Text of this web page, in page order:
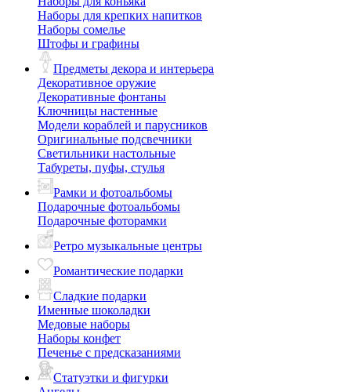
Наборы для крепких напитков
Наборы сомелье
Штофы и графины
Предметы декора и интерьера
Декоративное оружие
Декоративные фонтаны
Ключницы настенные
Модели кораблей и парусников
Оригинальные подсвечники
Светильники настольные
Табуреты, пуфы, стулья
Рамки и фотоальбомы
Подарочные фотоальбомы
Подарочные фоторамки
Ретро музыкальные центры
Романтические подарки
Сладкие подарки
Именные шоколадки
Медовые наборы
Наборы конфет
Печенье с предсказаниями
Статуэтки и фигурки